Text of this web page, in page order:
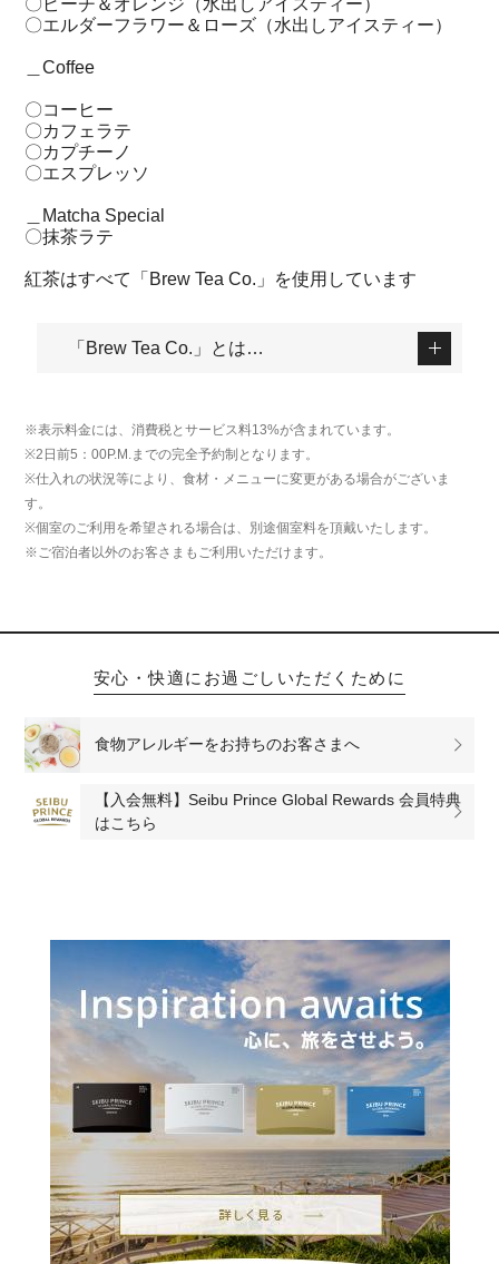
〇ピーチ＆オレンジ（水出しアイスティー）
〇エルダーフラワー＆ローズ（水出しアイスティー）
＿Coffee
〇コーヒー
〇カフェラテ
〇カプチーノ
〇エスプレッソ
＿Matcha Special
〇抹茶ラテ
紅茶はすべて「Brew Tea Co.」を使用しています
「Brew Tea Co.」とは…
※表示料金には、消費税とサービス料13%が含まれています。
※2日前5：00P.M.までの完全予約制となります。
※仕入れの状況等により、食材・メニューに変更がある場合がございま
す。
※個室のご利用を希望される場合は、別途個室料を頂戴いたします。
※ご宿泊者以外のお客さまもご利用いただけます。
安心・快適にお過ごしいただくために
食物アレルギーをお持ちのお客さまへ
【入会無料】Seibu Prince Global Rewards 会員特典
はこちら